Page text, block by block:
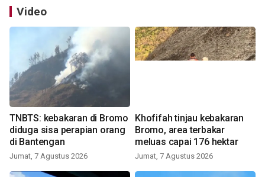
Video
TNBTS: kebakaran di Bromo
diduga sisa perapian orang
di Bantengan
Jumat, 7 Agustus 2026
Khofifah tinjau kebakaran
Bromo, area terbakar
meluas capai 176 hektar
Jumat, 7 Agustus 2026